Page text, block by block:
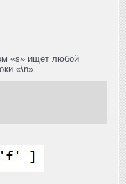
«s» ищет любой
«\n».